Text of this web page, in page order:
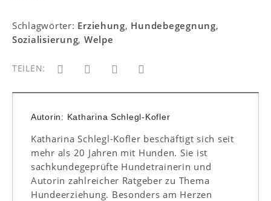
Schlagwörter: Erziehung, Hundebegegnung,
Sozialisierung, Welpe
TEILEN:
Autorin: Katharina Schlegl-Kofler
Katharina Schlegl-Kofler beschäftigt sich seit
mehr als 20 Jahren mit Hunden. Sie ist
sachkundegeprüfte Hundetrainerin und
Autorin zahlreicher Ratgeber zu Thema
Hundeerziehung. Besonders am Herzen